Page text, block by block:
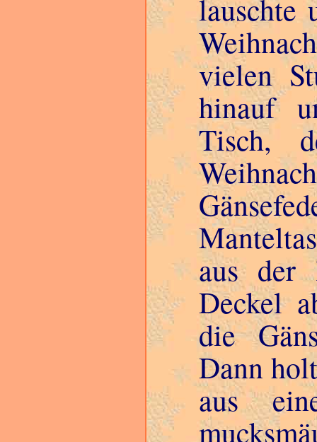
lauschte
vielen
hinauf
Tisch,
aus der
Deckel
die
Dann
aus